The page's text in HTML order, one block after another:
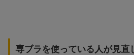
専ブラを使っている人が見直